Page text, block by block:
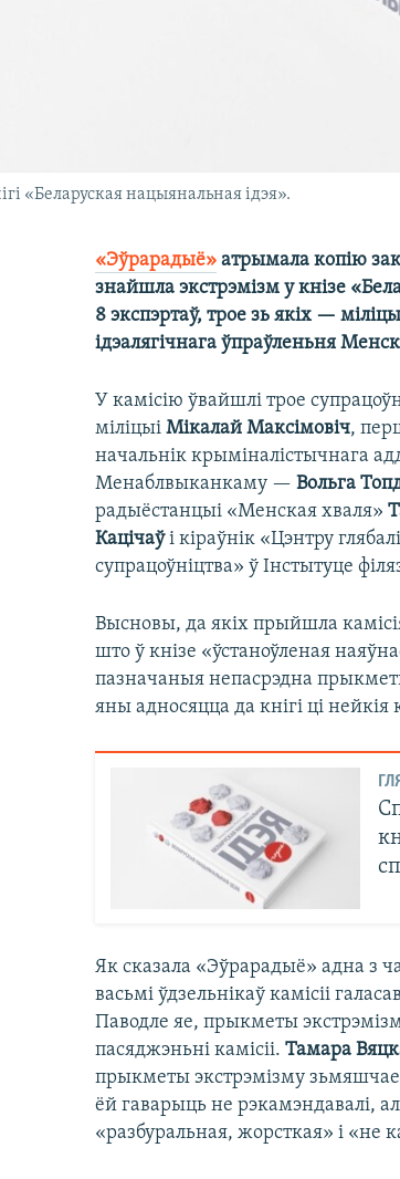
«Беларуская нацыянальная ідэя».
«Эўрарадыё» атрымала копію
знайшла экстрэмізм у кнізе
8 экспэртаў, трое зь якіх —
ідэалягічнага ўпраўленьня
У камісію ўвайшлі трое
міліцыіМікалай Максімовіч,
начальнік крыміналістычнага
Менаблвыканкаму —Вольга
радыёстанцыі «Менская хваля»
Кацічаўі кіраўнік «Цэнтру
супрацоўніцтва» ў Інстытуце
Высновы, да якіх прыйшла
што ў кнізе «ўстаноўленая
пазначаныя непасрэдна
яны адносяцца да кнігі ці
Як сказала «Эўрарадыё» адна з
васьмі ўдзельнікаў камісіі
Паводле яе, прыкметы
пасяджэньні камісіі.Тамара
прыкметы экстрэмізму зьмяшчае
ёй гаварыць не рэкамэндавалі,
«разбуральная, жорсткая» і «не